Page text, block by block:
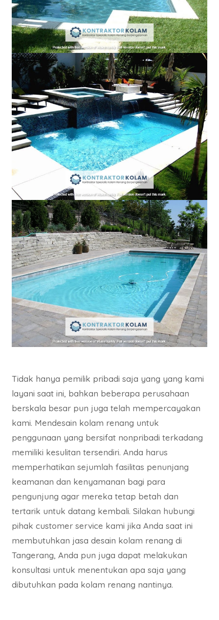
Tidak hanya pemilik pribadi saja yang yang kami
layani saat ini, bahkan beberapa perusahaan
berskala besar pun juga telah mempercayakan
kami. Mendesain kolam renang untuk
penggunaan yang bersifat nonpribadi terkadang
memiliki kesulitan tersendiri. Anda harus
memperhatikan sejumlah fasilitas penunjang
keamanan dan kenyamanan bagi para
pengunjung agar mereka tetap betah dan
tertarik untuk datang kembali. Silakan hubungi
pihak customer service kami jika Anda saat ini
membutuhkan jasa desain kolam renang di
Tangerang, Anda pun juga dapat melakukan
konsultasi untuk menentukan apa saja yang
dibutuhkan pada kolam renang nantinya.